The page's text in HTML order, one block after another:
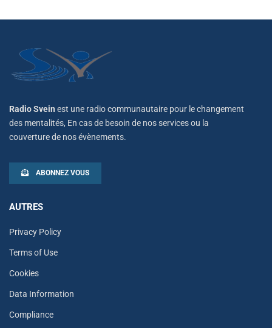
Radio Svein est une radio communautaire pour le changement
des mentalités, En cas de besoin de nos services ou la
couverture de nos évènements.
ABONNEZ VOUS
AUTRES
Privacy Policy
Terms of Use
Cookies
Data Information
Compliance